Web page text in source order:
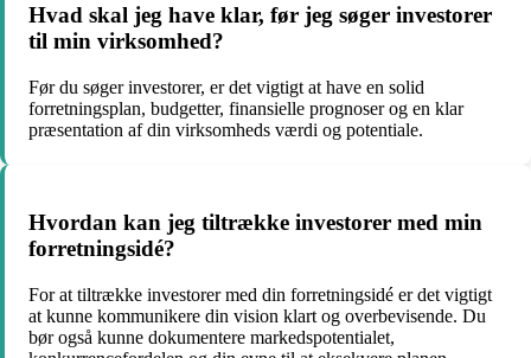
Hvad skal jeg have klar, før jeg søger investorer
til min virksomhed?
Før du søger investorer, er det vigtigt at have en solid
forretningsplan, budgetter, finansielle prognoser og en klar
præsentation af din virksomheds værdi og potentiale.
Hvordan kan jeg tiltrække investorer med min
forretningsidé?
For at tiltrække investorer med din forretningsidé er det vigtigt
at kunne kommunikere din vision klart og overbevisende. Du
bør også kunne dokumentere markedspotentialet,